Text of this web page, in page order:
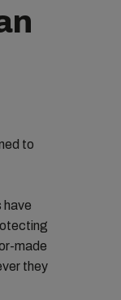
to
have
made
they